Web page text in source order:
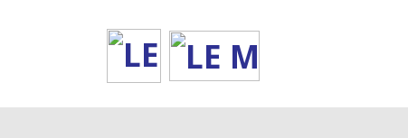
: __autoload() is deprecated, use spl_autoload_register() instead in